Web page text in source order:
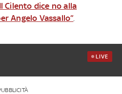
Cilento dice no alla
Angelo Vassallo”
LIVE